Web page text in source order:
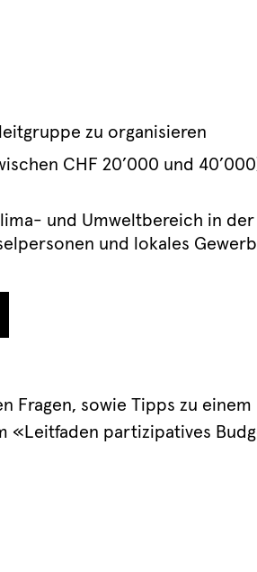
zu organisieren
CHF 20’000 und
und Umweltbereich in
und lokales
Fragen, sowie Tipps zu einem
«Leitfaden partizipatives